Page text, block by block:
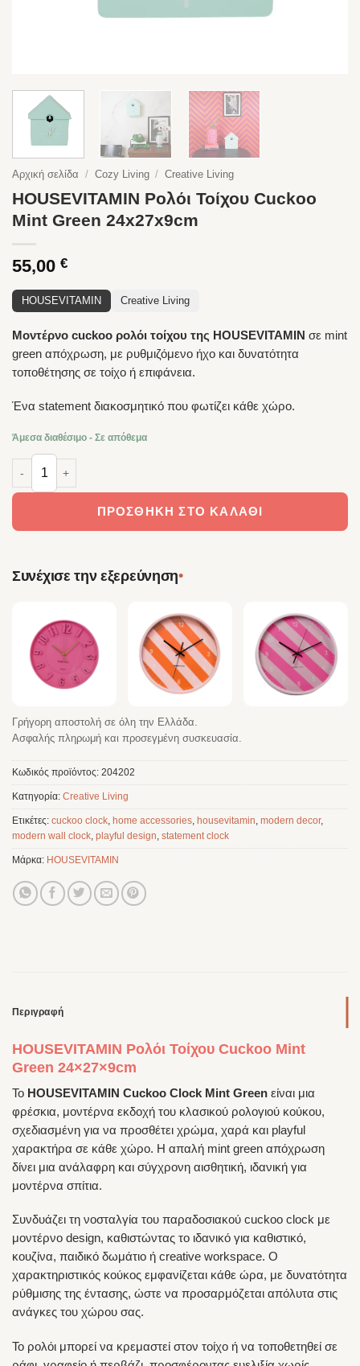
Αρχική σελίδα / Cozy Living / Creative Living
HOUSEVITAMIN Ρολόι Τοίχου Cuckoo
Mint Green 24x27x9cm
55,00 €
HOUSEVITAMIN Creative Living
Μοντέρνο cuckoo ρολόι τοίχου της HOUSEVITAMIN σε mint
green απόχρωση, με ρυθμιζόμενο ήχο και δυνατότητα
τοποθέτησης σε τοίχο ή επιφάνεια.
Ένα statement διακοσμητικό που φωτίζει κάθε χώρο.
Άμεσα διαθέσιμο - Σε απόθεμα
HOUSEVITAMIN Ρολόι Τοίχου Cuckoo Mint Green 24x27x9cm
ΠΡΟΣΘΉΚΗ ΣΤΟ ΚΑΛΆΘΙ
Συνέχισε την εξερεύνηση•
Γρήγορη αποστολή σε όλη την Ελλάδα.
Ασφαλής πληρωμή και προσεγμένη συσκευασία.
Κωδικός προϊόντος: 204202
Κατηγορία: Creative Living
Ετικέτες: cuckoo clock home accessories housevitamin modern decor,
modern wall clock playful design statement clock
Μάρκα: HOUSEVITAMIN
Περιγραφή
HOUSEVITAMIN Ρολόι Τοίχου Cuckoo Mint
Green 24×27×9cm
Το HOUSEVITAMIN Cuckoo Clock Mint Green είναι μια
φρέσκια, μοντέρνα εκδοχή του κλασικού ρολογιού κούκου,
σχεδιασμένη για να προσθέτει χρώμα, χαρά και playful
χαρακτήρα σε κάθε χώρο. Η απαλή mint green απόχρωση
δίνει μια ανάλαφρη και σύγχρονη αισθητική, ιδανική για
μοντέρνα σπίτια.
Συνδυάζει τη νοσταλγία του παραδοσιακού cuckoo clock με
μοντέρνο design, καθιστώντας το ιδανικό για καθιστικό,
κουζίνα, παιδικό δωμάτιο ή creative workspace. Ο
χαρακτηριστικός κούκος εμφανίζεται κάθε ώρα, με δυνατότητα
ρύθμισης της έντασης, ώστε να προσαρμόζεται απόλυτα στις
ανάγκες του χώρου σας.
Το ρολόι μπορεί να κρεμαστεί στον τοίχο ή να τοποθετηθεί σε